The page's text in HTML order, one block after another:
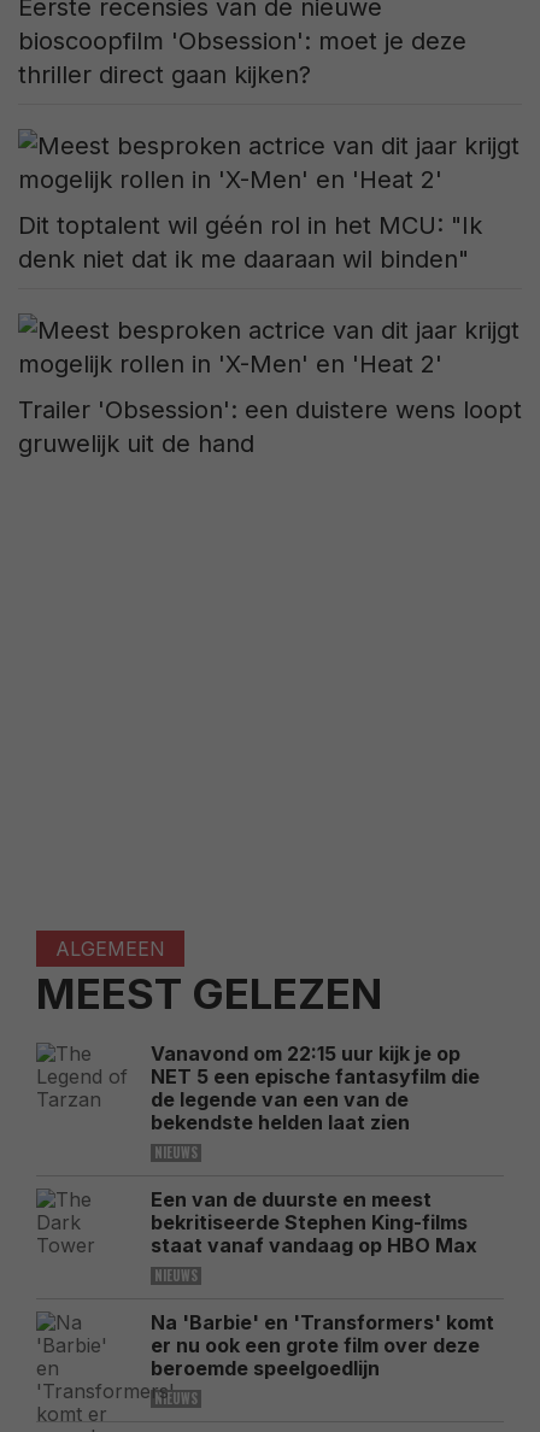
Eerste recensies van de nieuwe
bioscoopfilm 'Obsession': moet je deze
thriller direct gaan kijken?
Dit toptalent wil géén rol in het MCU: "Ik
denk niet dat ik me daaraan wil binden"
Trailer 'Obsession': een duistere wens loopt
gruwelijk uit de hand
ALGEMEEN
MEEST GELEZEN
Vanavond om 22:15 uur kijk je op
NET 5 een epische fantasyfilm die
de legende van een van de
bekendste helden laat zien
NIEUWS
Een van de duurste en meest
bekritiseerde Stephen King-films
staat vanaf vandaag op HBO Max
NIEUWS
Na 'Barbie' en 'Transformers' komt
er nu ook een grote film over deze
beroemde speelgoedlijn
NIEUWS